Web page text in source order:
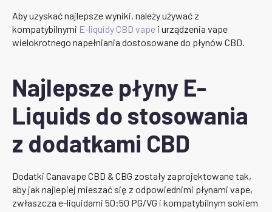
Aby uzyskać najlepsze wyniki, należy używać z
kompatybilnymi E-liquidy CBD vape i urządzenia vape
wielokrotnego napełniania dostosowane do płynów CBD.
Najlepsze płyny E-
Liquids do stosowania
z dodatkami CBD
Dodatki Canavape CBD & CBG zostały zaprojektowane tak,
aby jak najlepiej mieszać się z odpowiednimi płynami vape,
zwłaszcza e-liquidami 50:50 PG/VG i kompatybilnym sokiem